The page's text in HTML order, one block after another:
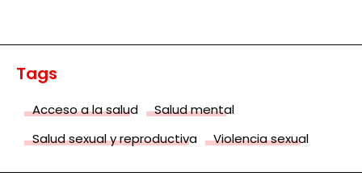
Tags
Acceso a la salud
Salud mental
Salud sexual y reproductiva
Violencia sexual